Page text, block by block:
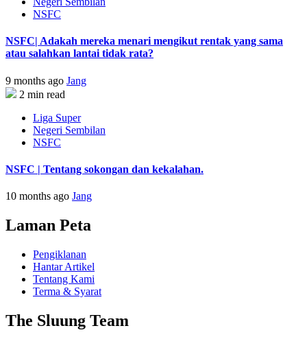
NSFC
NSFC| Adakah mereka menari mengikut rentak yang sama
atau salahkan lantai tidak rata?
9 months ago Jang
2 min read
Liga Super
Negeri Sembilan
NSFC
NSFC | Tentang sokongan dan kekalahan.
10 months ago Jang
Laman Peta
Pengiklanan
Hantar Artikel
Tentang Kami
Terma & Syarat
The Sluung Team